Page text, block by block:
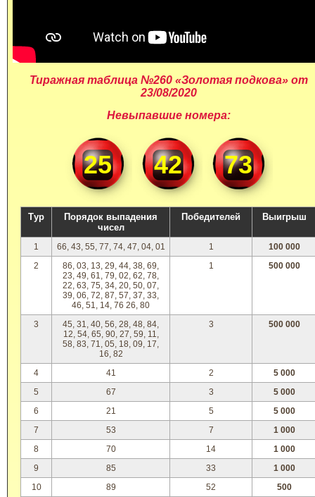
Тиражная таблица №260 «Золотая подкова» от
23/08/2020
Невыпавшие номера:
25 42 73
Тур
Порядок выпадения
чисел
Победителей Выигрыш
1 66, 43, 55, 77, 74, 47, 04, 01 1
100 000
2
86, 03, 13, 29, 44, 38, 69,
23, 49, 61, 79, 02, 62, 78,
22, 63, 75, 34, 20, 50, 07,
39, 06, 72, 87, 57, 37, 33,
46, 51, 14, 76 26, 80
1 500 000
3
45, 31, 40, 56, 28, 48, 84,
12, 54, 65, 90, 27, 59, 11,
58, 83, 71, 05, 18, 09, 17,
16, 82
3 500 000
4 41 2
5 000
5
67 3
5 000
6
21 5
5 000
7
53 7
1 000
8
70 14
1 000
9
85 33
1 000
10
89 52
500